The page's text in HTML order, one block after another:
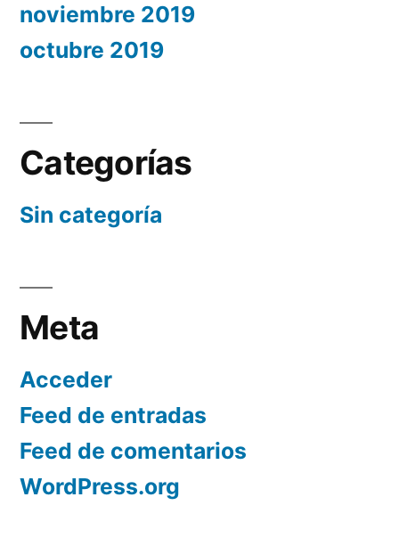
noviembre 2019
octubre 2019
Categorías
Sin categoría
Meta
Acceder
Feed de entradas
Feed de comentarios
WordPress.org